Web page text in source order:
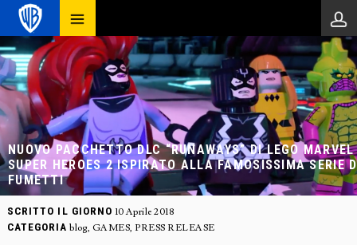
NUOVO PACCHETTO DLC “RUNAWAYS” DI LEGO MARVEL
SUPER HEROES 2 ISPIRATO ALLA FAMOSISSIMA SERIE
FUMETTI
SCRITTO IL GIORNO 10 Aprile 2018
CATEGORIA blog, GAMES, PRESS RELEASE